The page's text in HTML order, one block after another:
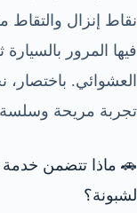
نقاط إنزال
فيها المرور
العشوائي.
تجربة مريحة
🚗 ماذا تتضمن خدمة
لشبونة؟